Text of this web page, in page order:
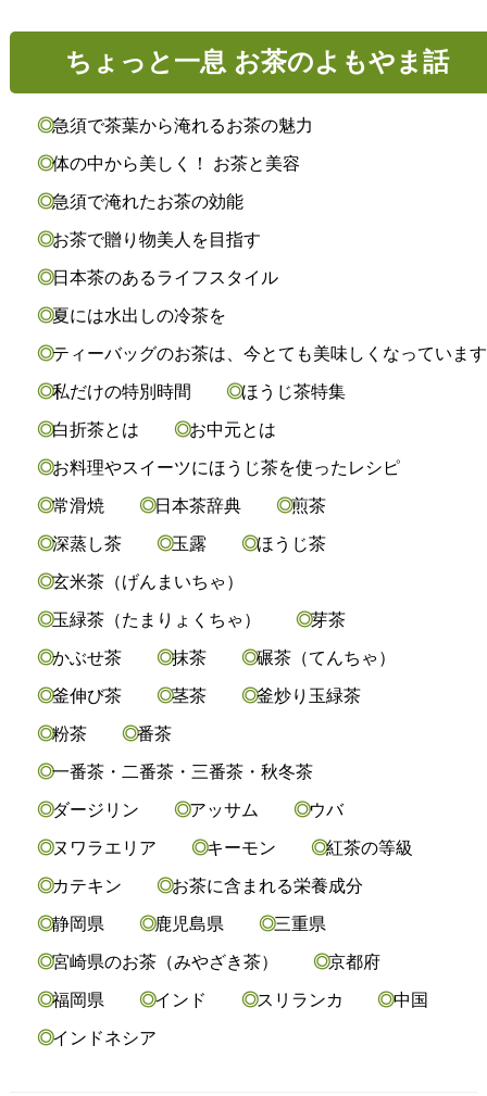
ちょっと一息 お茶のよもやま話
急須で茶葉から淹れるお茶の魅力
体の中から美しく！ お茶と美容
急須で淹れたお茶の効能
お茶で贈り物美人を目指す
日本茶のあるライフスタイル
夏には水出しの冷茶を
ティーバッグのお茶は、今とても美味しくなっています
私だけの特別時間 ほうじ茶特集
白折茶とは お中元とは
お料理やスイーツにほうじ茶を使ったレシピ
常滑焼 日本茶辞典 煎茶
深蒸し茶 玉露 ほうじ茶
玄米茶（げんまいちゃ）
玉緑茶（たまりょくちゃ） 芽茶
かぶせ茶 抹茶 碾茶（てんちゃ）
釜伸び茶 茎茶 釜炒り玉緑茶
粉茶 番茶
一番茶・二番茶・三番茶・秋冬茶
ダージリン アッサム ウバ
ヌワラエリア キーモン 紅茶の等級
カテキン お茶に含まれる栄養成分
静岡県 鹿児島県 三重県
宮崎県のお茶（みやざき茶） 京都府
福岡県 インド スリランカ 中国
インドネシア